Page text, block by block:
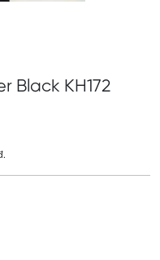
Black KH172